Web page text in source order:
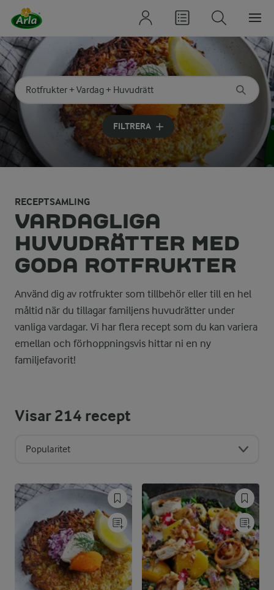
Sök på kategori eller ingrediens
Skriv in sökord för att få förslag
FILTRERA
RECEPTSAMLING
VARDAGLIGA
HUVUDRÄTTER MED
GODA ROTFRUKTER
Använd dig av rotfrukter som tillbehör eller till en hel
måltid när du tillagar familjens huvudrätter under
vanliga vardagar. Vi har flera recept som du kan variera
emellan och förhoppningsvis hittar ni en ny
familjefavorit!
Visar214 recept
Popularitet